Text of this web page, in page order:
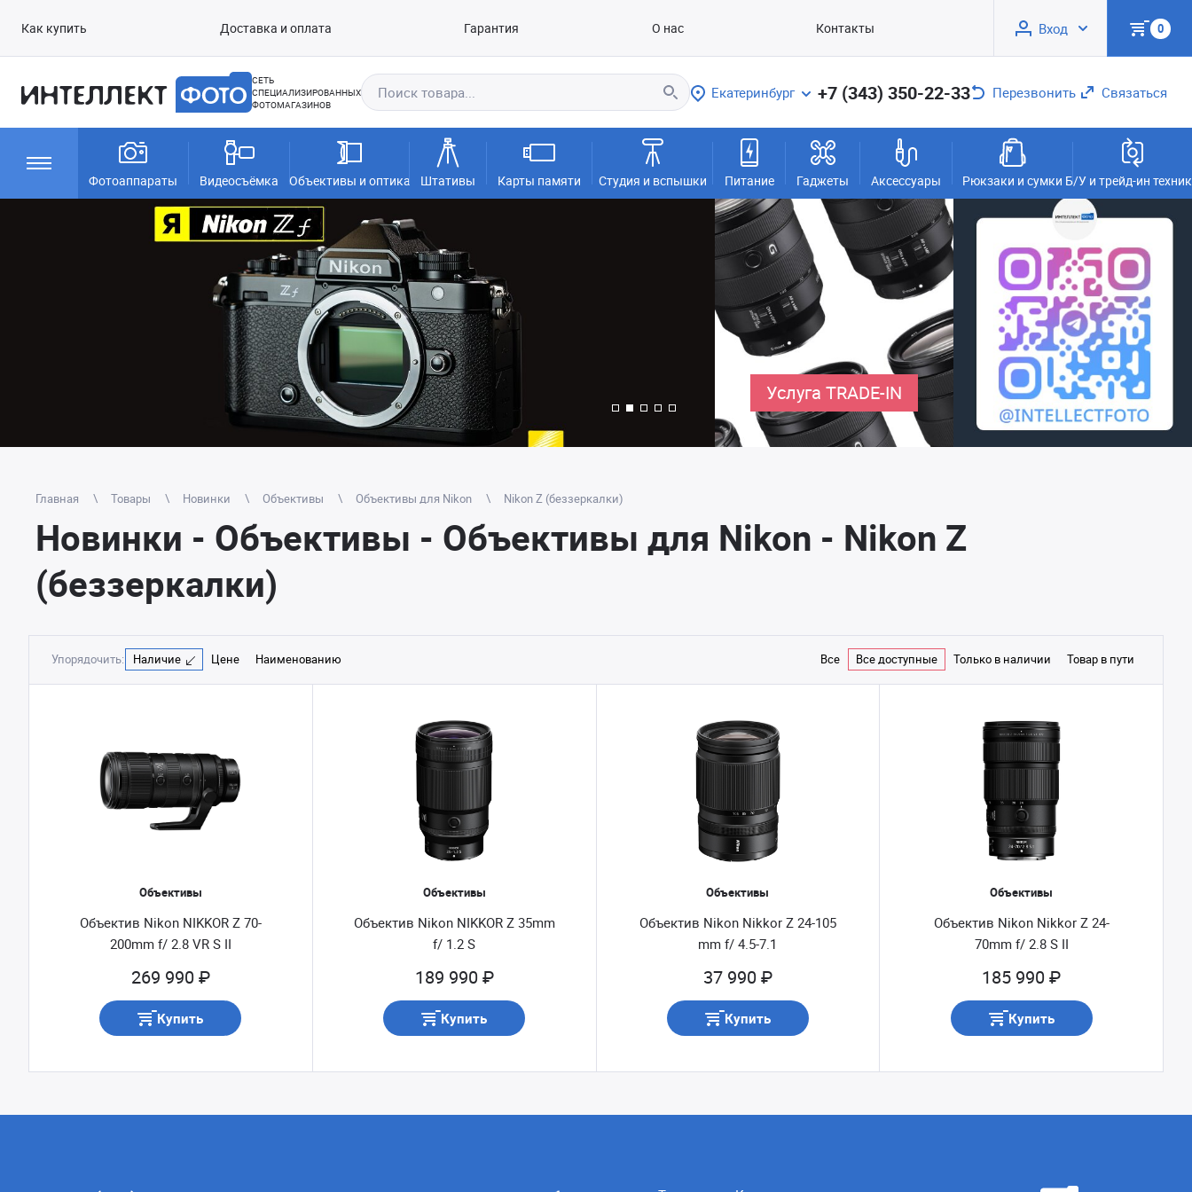
Как купить Доставка и оплата Гарантия О нас Контакты Вход 0
СЕТЬ
СПЕЦИАЛИЗИРОВАННЫХ
ФОТОМАГАЗИНОВ
Екатеринбург +7 (343) 350-22-33 Перезвонить Связаться
Фотоаппараты Видеосъёмка Объективы и оптика Штативы Карты памяти Студия и вспышки Питание Гаджеты Аксессуары Рюкзаки и сумки Б/У и трейд-ин
Услуга TRADE-IN
Главная Товары Новинки Объективы Объективы для Nikon Nikon Z (беззеркалки)
Новинки - Объективы - Объективы для Nikon - Nikon Z
(беззеркалки)
Упорядочить: Наличие Цене Наименованию Все Все доступные Только в наличии Товар в пути
Объективы
Объектив Nikon NIKKOR Z 70-
200mm f/ 2.8 VR S II
269 990 ₽
Купить
Объективы
Объектив Nikon NIKKOR Z 35mm
f/ 1.2 S
189 990 ₽
Купить
Объективы
Объектив Nikon Nikkor Z 24-105
mm f/ 4.5-7.1
37 990 ₽
Купить
Объективы
Объектив Nikon Nikkor Z 24-
70mm f/ 2.8 S II
185 990 ₽
Купить